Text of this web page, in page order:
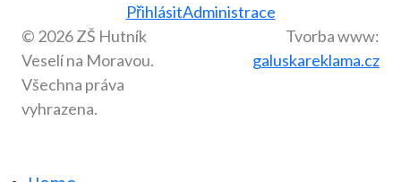
PřihlásitAdministrace
© 2026 ZŠ Hutník
Veselí na Moravou.
Všechna práva
vyhrazena.
Tvorba www:
galuskareklama.cz